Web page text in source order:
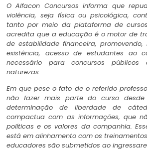
O Alfacon Concursos informa que
violência, seja física ou psicológica,
tanto por meio da plataforma de
acredita que a educação é o motor de
de estabilidade financeira, promovendo,
existência, acesso de estudantes ao
necessário para concursos
naturezas.
Em que pese o fato de o referido
não fazer mais parte do curso desde
determinação de liberdade de
compactua com as informações, que
políticas e os valores da companhia.
está em alinhamento com os
educadores são submetidos ao